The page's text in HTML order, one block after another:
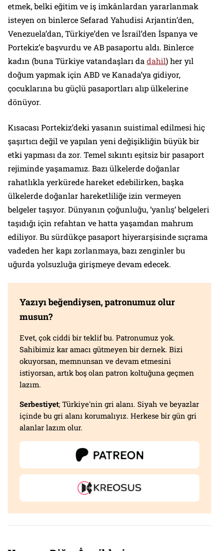
etmek, belki eğitim ve iş imkânlardan yararlanmak
isteyen on binlerce Sefarad Yahudisi Arjantin’den,
Venezuela’dan, Türkiye’den ve İsrail’den İspanya ve
Portekiz’e başvurdu ve AB pasaportu aldı. Binlerce
kadın (buna Türkiye vatandaşları da dahil) her yıl
doğum yapmak için ABD ve Kanada’ya gidiyor,
çocuklarına bu güçlü pasaportları alıp ülkelerine
dönüyor.
Kısacası Portekiz’deki yasanın suistimal edilmesi hiç
şaşırtıcı değil ve yapılan yeni değişikliğin büyük bir
etki yapması da zor. Temel sıkıntı eşitsiz bir pasaport
rejiminde yaşamamız. Bazı ülkelerde doğanlar
rahatlıkla yerkürede hareket edebilirken, başka
ülkelerde doğanlar hareketliliğe izin vermeyen
belgeler taşıyor. Dünyanın çoğunluğu, ‘yanlış’ belgeleri
taşıdığı için refahtan ve hatta yaşamdan mahrum
ediliyor. Bu sürdükçe pasaport hiyerarşisinde sıçrama
vadeden her kapı zorlanmaya, bazı zenginler bu
uğurda yolsuzluğa girişmeye devam edecek.
Yazıyı beğendiysen, patronumuz olur
musun?
Evet, çok ciddi bir teklif bu. Patronumuz yok.
Sahibimiz kar amacı gütmeyen bir dernek. Bizi
okuyorsan, memnunsan ve devam etmesini
istiyorsan, artık boş olan patron koltuğuna geçmen
lazım.
Serbestiyet; Türkiye'nin gri alanı. Siyah ve beyazlar
içinde bu gri alanı korumalıyız. Herkese bir gün gri
alanlar lazım olur.